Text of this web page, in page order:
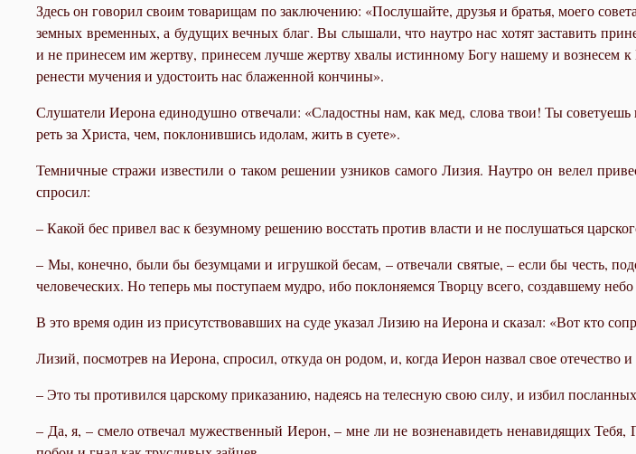
Здесь он го­во­рил сво­им то­ва­ри­щам по за­клю­че­нию: «По­слу­шай­те, дру­зья и бра­тья, мо­е­го
зем­ных вре­мен­ных, а бу­ду­щих веч­ных благ. Вы слы­ша­ли, что на­ут­ро нас хо­тят за­ста­вить
и не при­не­сем им жерт­ву, при­не­сем луч­ше жерт­ву хва­лы ис­тин­но­му Бо­гу на­ше­му и
ре­не­сти му­че­ния и удо­сто­ить нас бла­жен­ной кон­чи­ны».
Слу­ша­те­ли Иеро­на еди­но­душ­но от­ве­ча­ли: «Сла­дост­ны нам, как мед, сло­ва твои! Ты
реть за Хри­ста, чем, по­кло­нив­шись идо­лам, жить в су­е­те».
Тем­нич­ные стра­жи из­ве­сти­ли о та­ком ре­ше­нии уз­ни­ков са­мо­го Ли­зия. На­ут­ро он ве­лел
спро­сил:
– Ка­кой бес при­вел вас к безум­но­му ре­ше­нию вос­стать про­тив вла­сти и не по­слу­шать­ся
– Мы, ко­неч­но, бы­ли бы безум­ца­ми и иг­руш­кой бе­сам, – от­ве­ча­ли свя­тые, – ес­ли бы честь,
че­ло­ве­че­ских. Но те­перь мы по­сту­па­ем муд­ро, ибо по­кло­ня­ем­ся Твор­цу все­го, со­здав­ше­му
В это вре­мя один из при­сут­ство­вав­ших на су­де ука­зал Ли­зию на Иеро­на и ска­зал: «Вот кто
Ли­зий, по­смот­рев на Иеро­на, спро­сил, от­ку­да он ро­дом, и, ко­гда Иерон на­звал свое оте­че­ство
– Это ты про­ти­вил­ся цар­ско­му при­ка­за­нию, на­де­ясь на те­лес­ную свою си­лу, и из­бил
– Да, я, – сме­ло от­ве­чал му­же­ствен­ный Иерон, – мне ли не воз­не­на­ви­деть нена­ви­дя­щих